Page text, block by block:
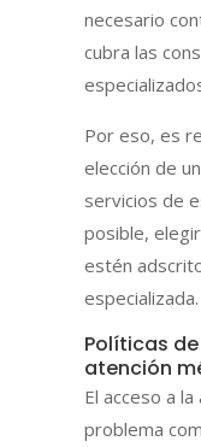
necesario
cubra las
Por eso, es
elección de
servicios de
posible,
estén
especializada.
Políticas
atención
El acceso a
problema